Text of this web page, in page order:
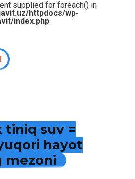
supplied for foreach() in
httpdocs/wp-
index.php
tiniq suv =
uqori hayot
mezoni